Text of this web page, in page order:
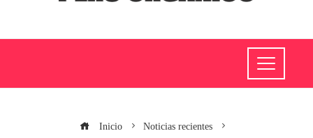
Inicio
Noticias recientes